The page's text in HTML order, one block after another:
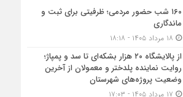
۱۶۰ شب حضور مردمی؛ ظرفیتی برای ثبت و
ماندگاری
از پالایشگاه ۲۰ هزار بشکه‌ای تا سد و پمپاژ؛
روایت نماینده پلدختر و معمولان از آخرین
وضعیت پروژه‌های شهرستان